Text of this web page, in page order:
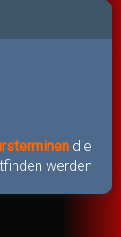
die
werden